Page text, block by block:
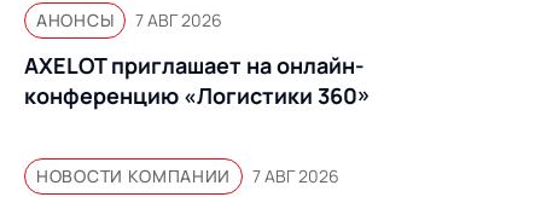
АНОНСЫ 7 АВГ 2026
AXELOT приглашает на онлайн-
конференцию «Логистики 360»
НОВОСТИ КОМПАНИИ 7 АВГ 2026